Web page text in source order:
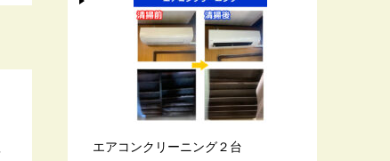
エアコンクリーニング２台